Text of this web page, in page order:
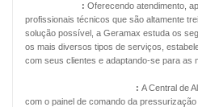
: Oferecendo atendimento,
profissionais técnicos que são altamente
solução possível, a Geramax estuda os
os mais diversos tipos de serviços,
com seus clientes e adaptando-se para as
: A Central de
com o painel de comando da